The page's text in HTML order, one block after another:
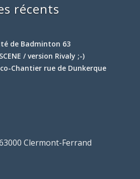
récents
de Badminton 63
/ version Rivaly ;-)
Chantier rue de Dunkerque
Clermont-Ferrand